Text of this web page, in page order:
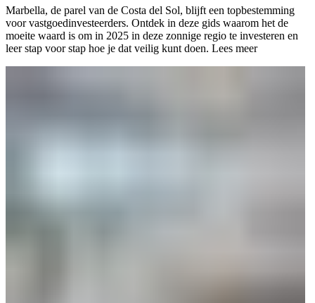
Marbella, de parel van de Costa del Sol, blijft een topbestemming
voor vastgoedinvesteerders. Ontdek in deze gids waarom het de
moeite waard is om in 2025 in deze zonnige regio te investeren en
leer stap voor stap hoe je dat veilig kunt doen. Lees meer